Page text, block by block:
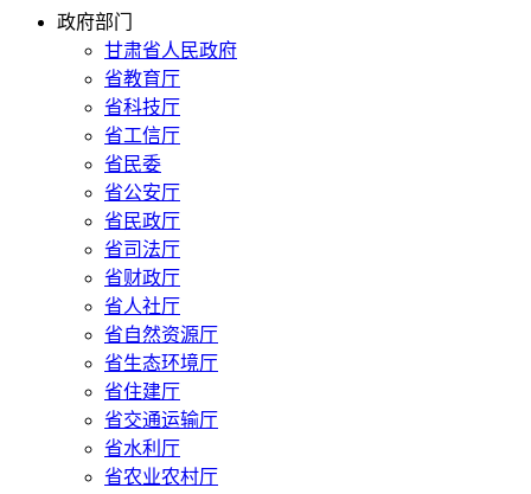
政府部门
甘肃省人民政府
省教育厅
省科技厅
省工信厅
省民委
省公安厅
省民政厅
省司法厅
省财政厅
省人社厅
省自然资源厅
省生态环境厅
省住建厅
省交通运输厅
省水利厅
省农业农村厅